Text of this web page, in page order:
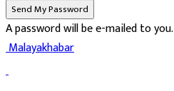
A password will be e-mailed to you.
Malayakhabar